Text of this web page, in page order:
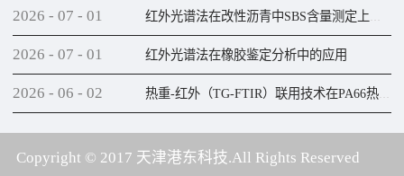
红外光谱法在改性沥青中SBS含量测定上的应用
2026 - 07 - 01
红外光谱法在橡胶鉴定分析中的应用
2026 - 07 - 01
热重-红外（TG-FTIR）联用技术在PA66热解研究上的应用
2026 - 06 - 02
Copyright © 2017 天津港东科技.All Rights Reserved